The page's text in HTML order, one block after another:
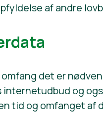
af andre
det er
og
tid og omfanget af